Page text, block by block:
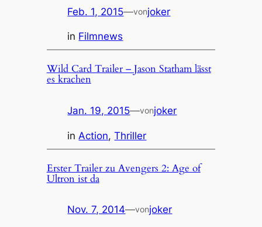
Feb. 1, 2015—vonjoker
in Filmnews
Wild Card Trailer – Jason Statham lässt
es krachen
Jan. 19, 2015—vonjoker
in Action, Thriller
Erster Trailer zu Avengers 2: Age of
Ultron ist da
Nov. 7, 2014—vonjoker